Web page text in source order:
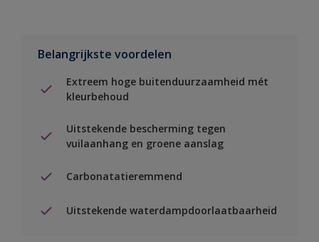
Belangrijkste voordelen
Extreem hoge buitenduurzaamheid mét
kleurbehoud
Uitstekende bescherming tegen
vuilaanhang en groene aanslag
Carbonatatieremmend
Uitstekende waterdampdoorlaatbaarheid